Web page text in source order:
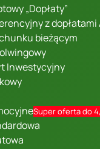
„Dopłaty”
z dopłatami
bieżącym
Inwestycyjny
Super oferta do